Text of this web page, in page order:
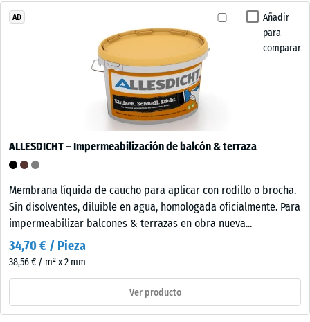
Añadir
para
comparar
AD
ALLESDICHT – Impermeabilización de balcón & terraza
Membrana líquida de caucho para aplicar con rodillo o brocha.
Sin disolventes, diluible en agua, homologada oficialmente. Para
impermeabilizar balcones & terrazas en obra nueva...
34,70 € / Pieza
38,56 € / m² x 2 mm
Ver producto